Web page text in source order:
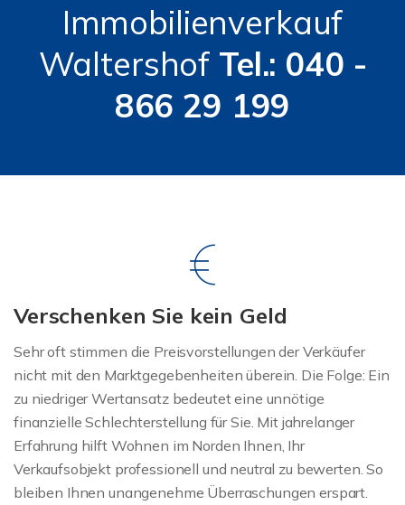
Immobilienverkauf
Waltershof Tel.: 040 -
866 29 199
Verschenken Sie kein Geld
Sehr oft stimmen die Preisvorstellungen der Verkäufer
nicht mit den Marktgegebenheiten überein. Die Folge: Ein
zu niedriger Wertansatz bedeutet eine unnötige
finanzielle Schlechterstellung für Sie. Mit jahrelanger
Erfahrung hilft Wohnen im Norden Ihnen, Ihr
Verkaufsobjekt professionell und neutral zu bewerten. So
bleiben Ihnen unangenehme Überraschungen erspart.